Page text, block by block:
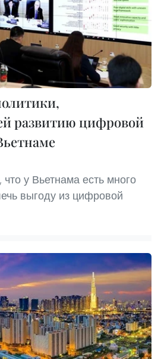
развитию цифровой
что у Вьетнама есть много
выгоду из цифровой